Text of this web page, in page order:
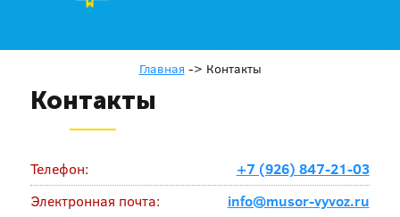
Главная -> Контакты
Контакты
Телефон:
+7 (926) 847-21-03
Электронная почта:
info@musor-vyvoz.ru